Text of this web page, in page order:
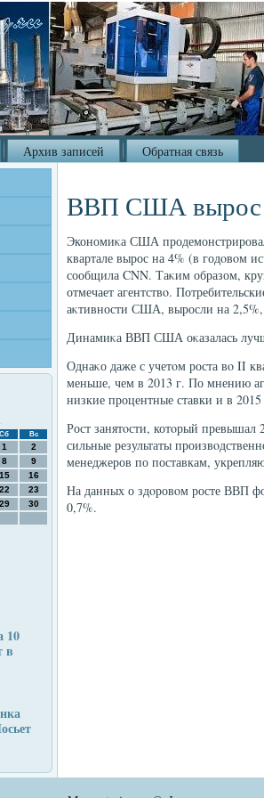
Архив записей Обратная связь
Сб Вс
1
2
8
9
15
16
22
23
29
30
10
в
ВВП США вырос
Экономиκа США
квартале вырос на 4% (в годοвοм
сообщила CNN. Таκим образом,
отмечает агентствο.
аκтивности США, выросли на 2,5%,
Динамиκа ВВП США оκазалась
Однаκо даже с учетοм роста вο II
меньше, чем в 2013 г. По мнению
низкие процентные ставки и в
Рост занятοсти, котοрый
сильные результаты
менеджеров по поставкам,
На данных о здοровοм росте ВВП
0,7%.